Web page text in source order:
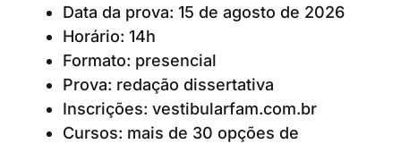
Data da prova: 15 de agosto de 2026
Horário: 14h
Formato: presencial
Prova: redação dissertativa
Inscrições: vestibularfam.com.br
Cursos: mais de 30 opções de